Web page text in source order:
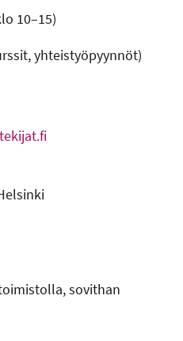
10–15)
yhteistyöpyynnöt)
sovithan